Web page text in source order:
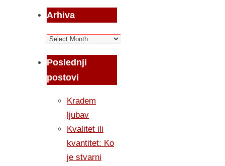
Arhiva
Arhiva
Poslednji
postovi
Kradem
ljubav
Kvalitet ili
kvantitet: Ko
je stvarni